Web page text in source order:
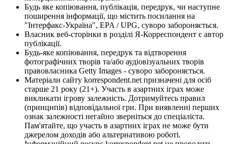
Будь яке копіювання, публікація, передрук, чи наступне
поширення інформації, що містить посилання на
"Інтерфакс-Україна", EPA / UPG, суворо забороняється.
Власник веб-сторінки в розділі Я-Корреспондент є автор
публікації.
Будь-яке копіювання, передрук та відтворення
фотографічних творів та/або аудіовізуальних творів
правовласника Getty Images - суворо забороняється.
Матеріали сайту korrespondent.net призначені для осіб
старше 21 року (21+). Участь в азартних іграх може
викликати ігрову залежність. Дотримуйтесь правил
(принципів) відповідальної гри. При виявленні перших
ознак залежності негайно зверніться до спеціаліста.
Пам'ятайте, що участь в азартних іграх не може бути
джерелом доходів або альтернативою роботі.